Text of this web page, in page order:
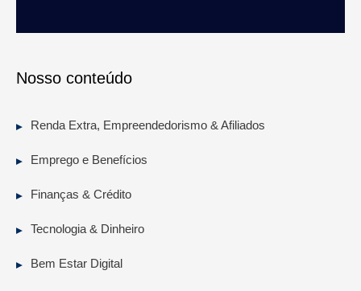
Nosso conteúdo
Renda Extra, Empreendedorismo & Afiliados
Emprego e Benefícios
Finanças & Crédito
Tecnologia & Dinheiro
Bem Estar Digital